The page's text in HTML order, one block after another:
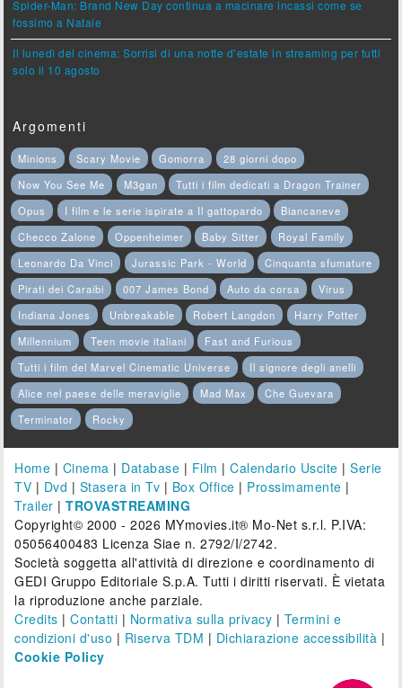
Spider-Man: Brand New Day continua a macinare incassi come se
fossimo a Natale
Il lunedì del cinema: Sorrisi di una notte d’estate in streaming per tutti
solo il 10 agosto
Argomenti
Minions Scary Movie Gomorra
28 giorni dopo
Now You See Me
M3gan
Tutti i film dedicati a Dragon Trainer
Opus
I film e le serie ispirate a Il gattopardo
Biancaneve
Checco Zalone
Oppenheimer Baby Sitter
Royal Family
Leonardo Da Vinci
Jurassic Park - World
Cinquanta sfumature
Pirati dei Caraibi
007 James Bond Auto da corsa
Virus
Indiana Jones
Unbreakable Robert Langdon
Harry Potter
Millennium
Teen movie italiani
Fast and Furious
Tutti i film del Marvel Cinematic Universe
Il signore degli anelli
Alice nel paese delle meraviglie
Mad Max
Che Guevara
Terminator
Rocky
Home | Cinema | Database | Film |Calendario Uscite |Serie
TV | Dvd | Stasera in Tv | Box Office | Prossimamente |
Trailer |TROVASTREAMING
Copyright© 2000 - 2026 MYmovies.it® Mo-Net s.r.l. P.IVA:
05056400483 Licenza Siae n. 2792/I/2742.
Società soggetta all'attività di direzione e coordinamento di
GEDI Gruppo Editoriale S.p.A. Tutti i diritti riservati. È vietata
la riproduzione anche parziale.
Credits |Contatti | Normativa sulla privacy | Termini e
condizioni d'uso | Riserva TDM | Dichiarazione accessibilità |
Cookie Policy